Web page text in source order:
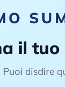
il
Puoi disdire